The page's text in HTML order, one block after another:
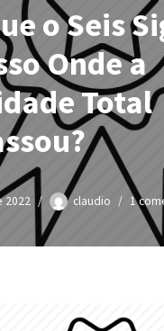
o Seis
Onde a
Total
2022 claudio 1